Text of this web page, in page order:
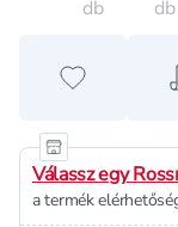
Hozzáadás
Válassz egy
a termék